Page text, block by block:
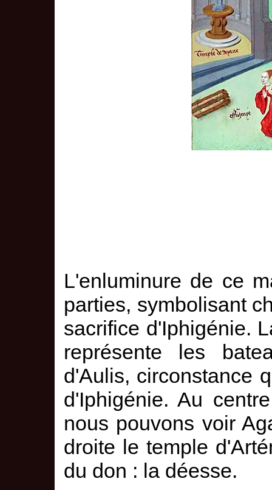
L'enluminure de ce
parties, symbolisant
sacrifice d'Iphigénie.
représente les
d'Aulis, circonstance
d'Iphigénie. Au
nous pouvons voir
droite le temple
du don : la déesse.